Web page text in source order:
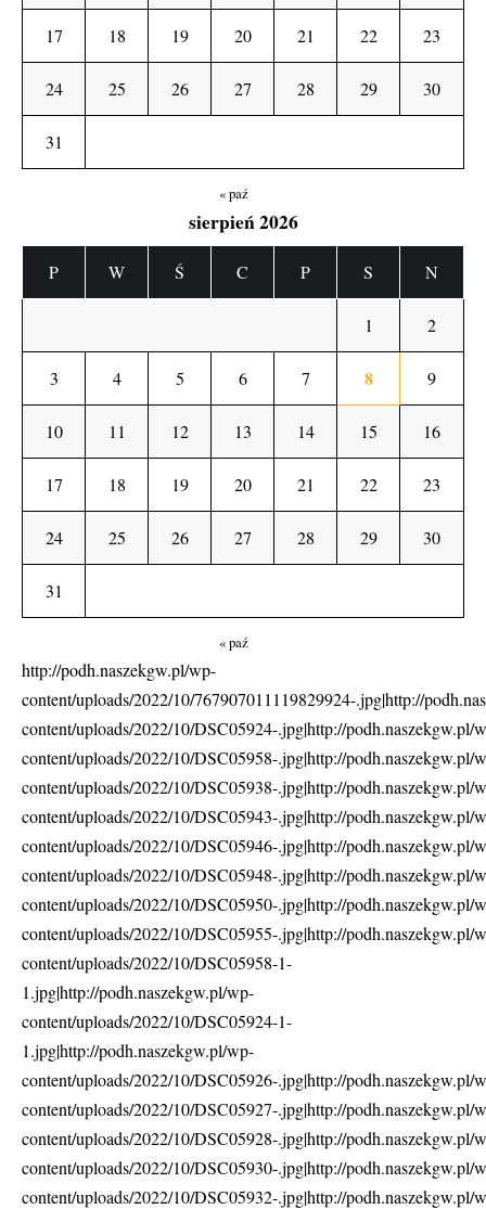
17 18 19 20 21 22 23
24 25 26 27 28 29 30
31
« paź
sierpień 2026
P W Ś C P S N
1 2
3 4 5 6 7 8 9
10 11 12 13 14 15 16
17 18 19 20 21 22 23
24 25 26 27 28 29 30
31
« paź
http://podh.naszekgw.pl/wp-
content/uploads/2022/10/767907011119829924-.jpg|http://
content/uploads/2022/10/DSC05924-.jpg|http://podh.naszekgw.pl/
content/uploads/2022/10/DSC05958-.jpg|http://podh.naszekgw.pl/
content/uploads/2022/10/DSC05938-.jpg|http://podh.naszekgw.pl/
content/uploads/2022/10/DSC05943-.jpg|http://podh.naszekgw.pl/
content/uploads/2022/10/DSC05946-.jpg|http://podh.naszekgw.pl/
content/uploads/2022/10/DSC05948-.jpg|http://podh.naszekgw.pl/
content/uploads/2022/10/DSC05950-.jpg|http://podh.naszekgw.pl/
content/uploads/2022/10/DSC05955-.jpg|http://podh.naszekgw.pl/
content/uploads/2022/10/DSC05958-1-
1.jpg|http://podh.naszekgw.pl/wp-
content/uploads/2022/10/DSC05924-1-
1.jpg|http://podh.naszekgw.pl/wp-
content/uploads/2022/10/DSC05926-.jpg|http://podh.naszekgw.pl/
content/uploads/2022/10/DSC05927-.jpg|http://podh.naszekgw.pl/
content/uploads/2022/10/DSC05928-.jpg|http://podh.naszekgw.pl/
content/uploads/2022/10/DSC05930-.jpg|http://podh.naszekgw.pl/
content/uploads/2022/10/DSC05932-.jpg|http://podh.naszekgw.pl/